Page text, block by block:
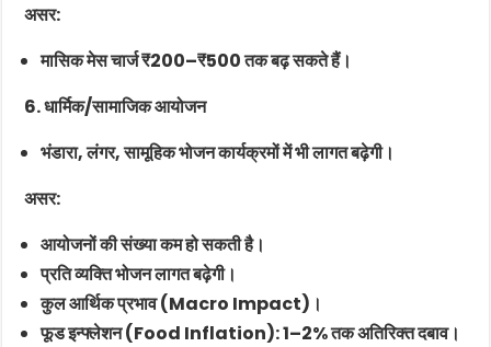
असर:
मासिक मेस चार्ज ₹200–₹500 तक बढ़ सकते हैं।
6. धार्मिक/सामाजिक आयोजन
भंडारा, लंगर, सामूहिक भोजन कार्यक्रमों में भी लागत बढ़ेगी।
असर:
आयोजनों की संख्या कम हो सकती है।
प्रति व्यक्ति भोजन लागत बढ़ेगी।
कुल आर्थिक प्रभाव (Macro Impact)।
फूड इन्फ्लेशन (Food Inflation): 1–2% तक अतिरिक्त दबाव।